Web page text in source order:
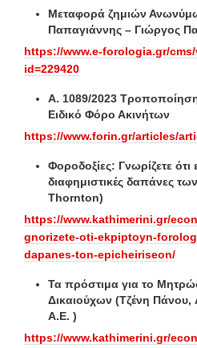
Μεταφορά ζημιών
Παπαγιάννης – Γιώργος
https://www.e-forologia.gr/
id=229420
Α. 1089/2023
Ειδικό Φόρο Ακινήτων
https://www.forin.gr/articles/
Φοροδοξίες: Γνωρίζετε
διαφημιστικές δαπάνες
Thornton)
https://www.kathimerini.gr/
gnorizete-oti-ekpiptoyn-
dapanes-ton-epicheiriseon/
Τα πρόστιμα για το
Δικαιούχων (Τζένη
A.E. )
https://www.kathimerini.gr/